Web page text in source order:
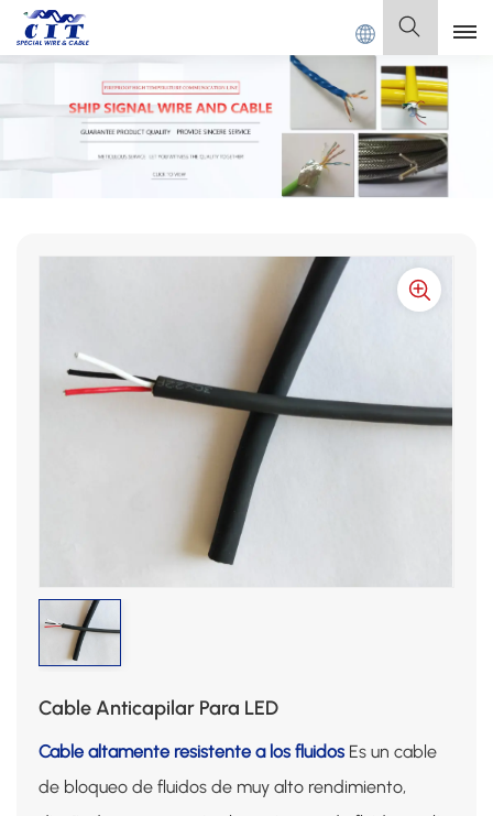
SPECIAL CABLE Co., Ltd. Español
English
Français
Polski
Español
Cable Anticapilar Para LED
Cable altamente resistente a los fluidos Es un cable
de bloqueo de fluidos de muy alto rendimiento,